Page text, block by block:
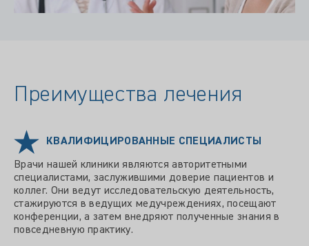
Преимущества лечения
КВАЛИФИЦИРОВАННЫЕ СПЕЦИАЛИСТЫ
Врачи нашей клиники являются авторитетными
специалистами, заслужившими доверие пациентов и
коллег. Они ведут исследовательскую деятельность,
стажируются в ведущих медучреждениях, посещают
конференции, а затем внедряют полученные знания в
повседневную практику.